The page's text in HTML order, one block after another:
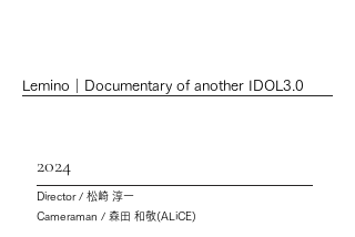
Lemino｜Documentary of another IDOL3.0
2024
Director / 松崎 淳一
Cameraman / 森田 和敬(ALiCE)